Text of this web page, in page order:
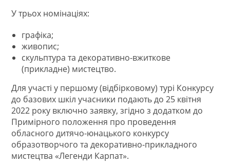
У трьох номінаціях:
графіка;
живопис;
скульптура та декоративно-вжиткове
(прикладне) мистецтво.
Для участі у першому (відбірковому) турі Конкурсу
до базових шкіл учасники подають до 25 квітня
2022 року включно заявку, згідно з додатком до
Примірного положення про проведення
обласного дитячо-юнацького конкурсу
образотворчого та декоративно-прикладного
мистецтва «Легенди Карпат».